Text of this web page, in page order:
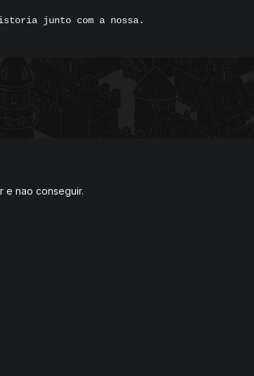
junto com a nossa.
e nao conseguir.